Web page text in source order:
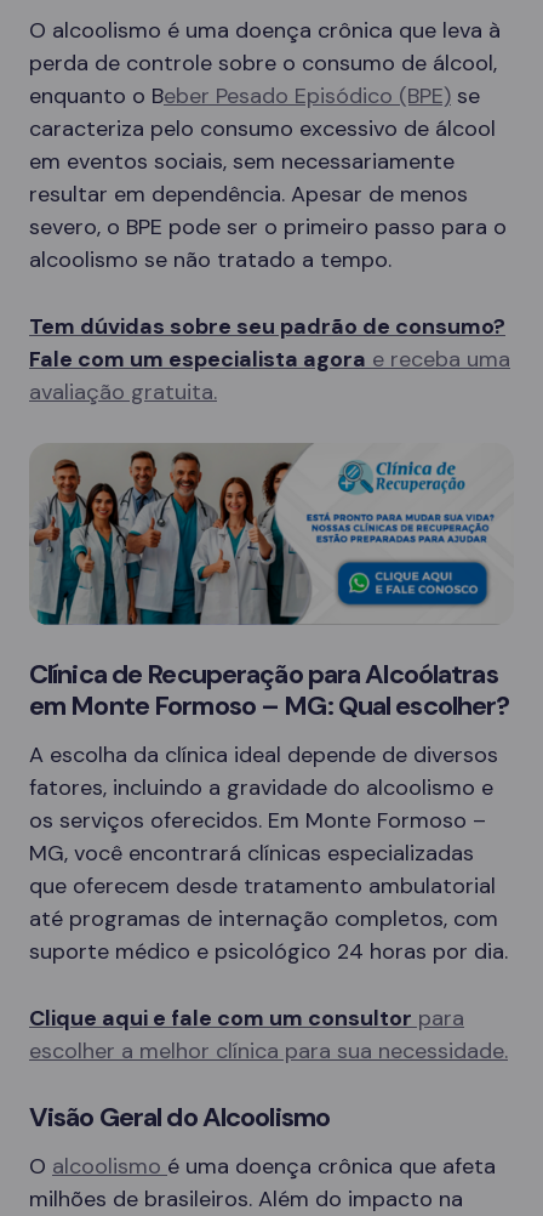
O alcoolismo é uma doença crônica que leva à
perda de controle sobre o consumo de álcool,
enquanto o Beber Pesado Episódico (BPE) se
caracteriza pelo consumo excessivo de álcool
em eventos sociais, sem necessariamente
resultar em dependência. Apesar de menos
severo, o BPE pode ser o primeiro passo para o
alcoolismo se não tratado a tempo.
Tem dúvidas sobre seu padrão de consumo?
Fale com um especialista agora e receba uma
avaliação gratuita.
Clínica de Recuperação para Alcoólatras
em Monte Formoso – MG: Qual escolher?
A escolha da clínica ideal depende de diversos
fatores, incluindo a gravidade do alcoolismo e
os serviços oferecidos. Em Monte Formoso –
MG, você encontrará clínicas especializadas
que oferecem desde tratamento ambulatorial
até programas de internação completos, com
suporte médico e psicológico 24 horas por dia.
Clique aqui e fale com um consultor para
escolher a melhor clínica para sua necessidade.
Visão Geral do Alcoolismo
O alcoolismo é uma doença crônica que afeta
milhões de brasileiros. Além do impacto na